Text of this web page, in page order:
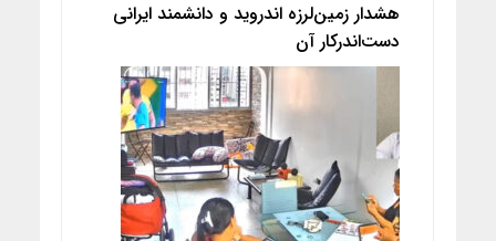
هشدار زمین‌لرزه اندروید و دانشمند ایرانی
دست‌اندرکار آن